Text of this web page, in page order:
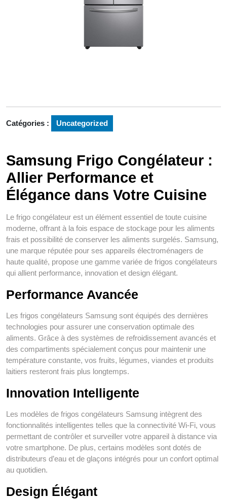
Catégories : Uncategorized
Samsung Frigo Congélateur :
Allier Performance et
Élégance dans Votre Cuisine
Le frigo congélateur est un élément essentiel de toute cuisine
moderne, offrant à la fois espace de stockage pour les aliments
frais et possibilité de conserver les aliments surgelés. Samsung,
une marque réputée pour ses appareils électroménagers de
haute qualité, propose une gamme variée de frigos congélateurs
qui allient performance, innovation et design élégant.
Performance Avancée
Les frigos congélateurs Samsung sont équipés des dernières
technologies pour assurer une conservation optimale des
aliments. Grâce à des systèmes de refroidissement avancés et
des compartiments spécialement conçus pour maintenir une
température constante, vos fruits, légumes, viandes et produits
laitiers resteront frais plus longtemps.
Innovation Intelligente
Les modèles de frigos congélateurs Samsung intègrent des
fonctionnalités intelligentes telles que la connectivité Wi-Fi, vous
permettant de contrôler et surveiller votre appareil à distance via
votre smartphone. De plus, certains modèles sont dotés de
distributeurs d’eau et de glaçons intégrés pour un confort optimal
au quotidien.
Design Élégant